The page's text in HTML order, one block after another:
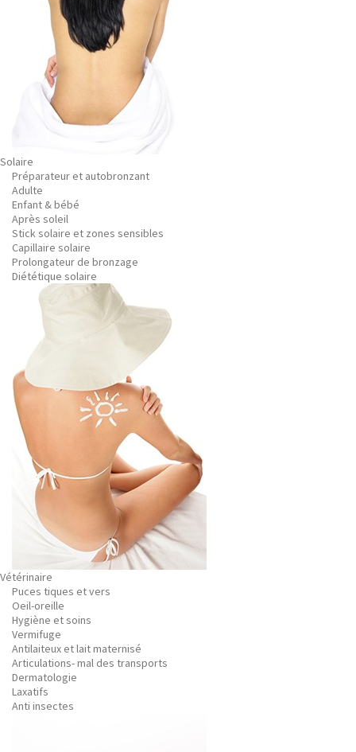
Solaire
Préparateur et autobronzant
Adulte
Enfant & bébé
Après soleil
Stick solaire et zones sensibles
Capillaire solaire
Prolongateur de bronzage
Diététique solaire
Vétérinaire
Puces tiques et vers
Oeil-oreille
Hygiène et soins
Vermifuge
Antilaiteux et lait maternisé
Articulations- mal des transports
Dermatologie
Laxatifs
Anti insectes